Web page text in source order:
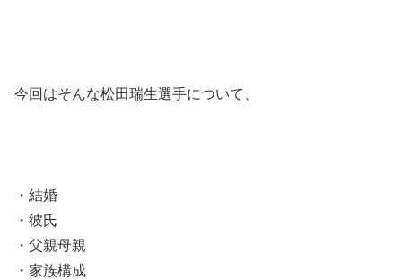
今回はそんな松田瑞生選手について、
・結婚
・彼氏
・父親母親
・家族構成